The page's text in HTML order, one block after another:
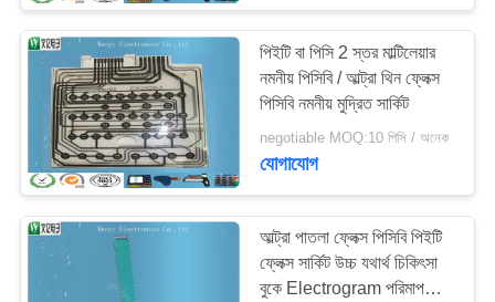
কারখানা
ভ্রমণ
নিয়ন্ত্রণ
যোগাযোগ
করুন
পিইটি বা পিসি 2 স্তর মাল্টিলেয়ার
নমনীয় পিসিবি / আল্ট্রা থিন ফ্লেক্স
পিসিবি নমনীয় মুদ্রিত সার্কিট
negotiable MOQ:10 পিসি / অনেক
যোগাযোগ
আল্ট্রা পাতলা ফ্লেক্স পিসিবি পিইটি
ফ্লেক্স সার্কিট উচ্চ যথার্থ চিকিৎসা
বুকে Electrogram পরিমাপ